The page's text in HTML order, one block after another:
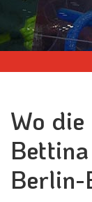
Wo
Berlin-